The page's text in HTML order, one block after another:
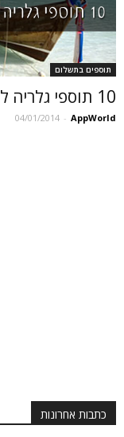
תוספים בתשלום
10 תוספי גלריה לוורדפרס בתשלום
AppWorld
-
04/01/2014
כתבות אחרונות